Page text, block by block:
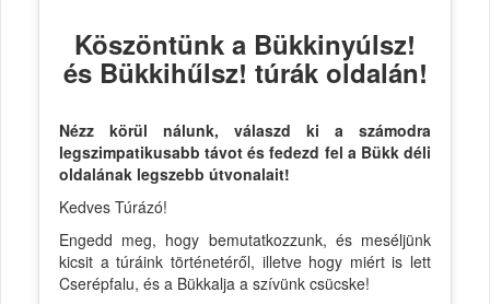
Köszöntünk a Bükkinyúlsz!
és Bükkihűlsz! túrák oldalán!
Nézz körül nálunk, válaszd ki a számodra
legszimpatikusabb távot és fedezd fel a Bükk déli
oldalának legszebb útvonalait!
Kedves Túrázó!
Engedd meg, hogy bemutatkozzunk, és meséljünk
kicsit a túráink történetéről, illetve hogy miért is lett
Cserépfalu, és a Bükkalja a szívünk csücske!